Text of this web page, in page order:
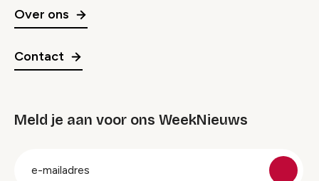
Over ons
Contact
Meld je aan voor ons WeekNieuws